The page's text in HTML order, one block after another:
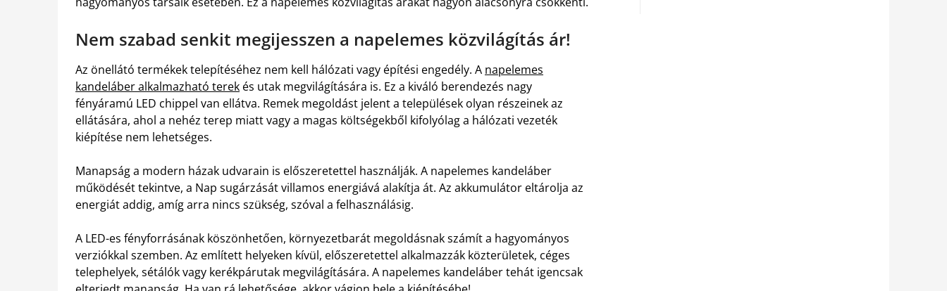
Nem szabad senkit megijesszen a napelemes közvilágítás ár!
Az önellátó termékek telepítéséhez nem kell hálózati vagy építési engedély. A napelemes
kandeláber alkalmazható terek és utak megvilágítására is. Ez a kiváló berendezés nagy
fényáramú LED chippel van ellátva. Remek megoldást jelent a települések olyan részeinek az
ellátására, ahol a nehéz terep miatt vagy a magas költségekből kifolyólag a hálózati vezeték
kiépítése nem lehetséges.
Manapság a modern házak udvarain is előszeretettel használják. A napelemes kandeláber
működését tekintve, a Nap sugárzását villamos energiává alakítja át. Az akkumulátor eltárolja az
energiát addig, amíg arra nincs szükség, szóval a felhasználásig.
A LED-es fényforrásának köszönhetően, környezetbarát megoldásnak számít a hagyományos
verziókkal szemben. Az említett helyeken kívül, előszeretettel alkalmazzák közterületek, céges
telephelyek, sétálók vagy kerékpárutak megvilágítására. A napelemes kandeláber tehát igencsak